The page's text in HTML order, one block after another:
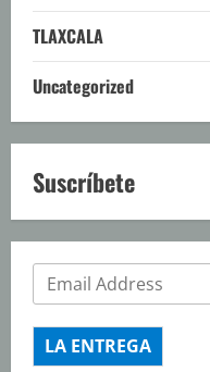
TLAXCALA
Uncategorized
Suscríbete
LA ENTREGA